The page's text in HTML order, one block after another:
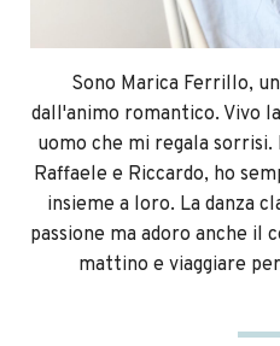
Sono Marica Ferrillo,
dall'animo romantico. Vivo
uomo che mi regala
Raffaele e Riccardo, ho
insieme a loro. La danza
passione ma adoro anche il
mattino e viaggiare